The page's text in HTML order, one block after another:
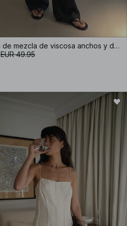
Pantalones de mezcla de viscosa anchos y de talle medio
EUR 49.95